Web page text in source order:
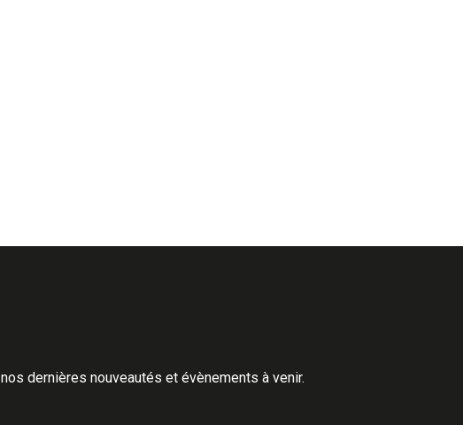
dernières nouveautés et évènements à venir.